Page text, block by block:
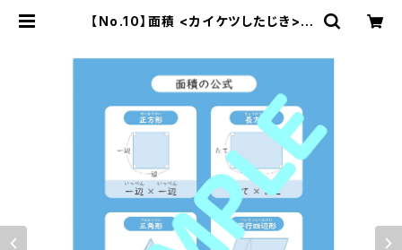
【No.10】面積 <カイケツしたじき> |